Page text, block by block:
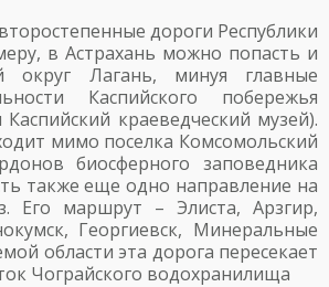
дороги Республики
в Астрахань можно попасть и
округ Лагань, минуя главные
Каспийского побережья
краеведческий музей).
мимо поселка Комсомольский
биосферного заповедника
также еще одно направление на
Его маршрут – Элиста, Арзгир,
Георгиевск, Минеральные
области эта дорога пересекает
Чограйского водохранилища